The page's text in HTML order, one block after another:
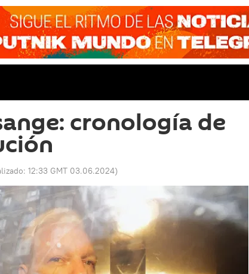
cronología de
12:33 GMT 03.06.2024)